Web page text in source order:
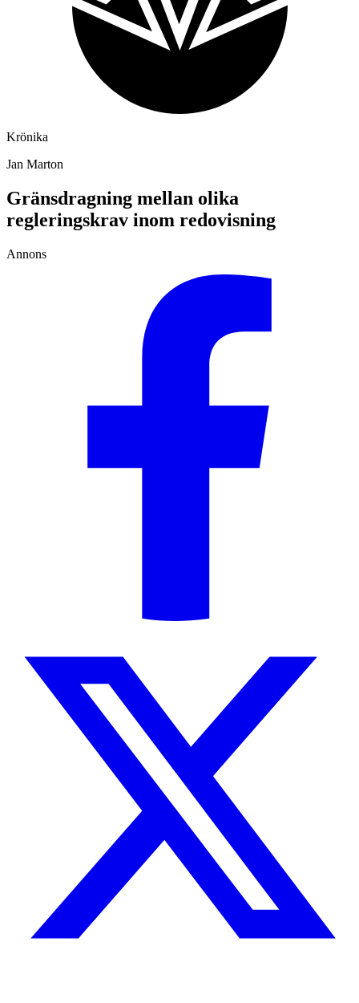
Krönika
Jan Marton
Gränsdragning mellan olika
regleringskrav inom redovisning
Annons